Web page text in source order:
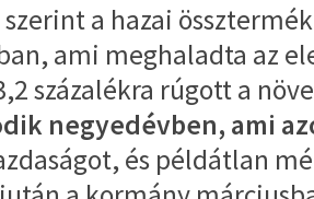
a hazai össztermék
ami meghaladta az
százalékra rúgott a
negyedévben, ami
és példátlan